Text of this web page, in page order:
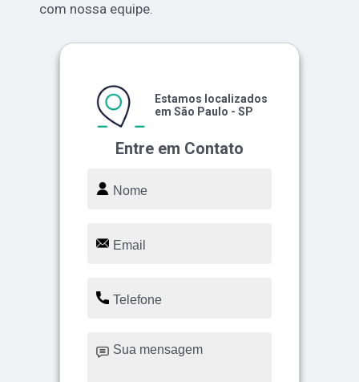
com nossa equipe.
Entre em Contato
Estamos localizados
em São Paulo - SP